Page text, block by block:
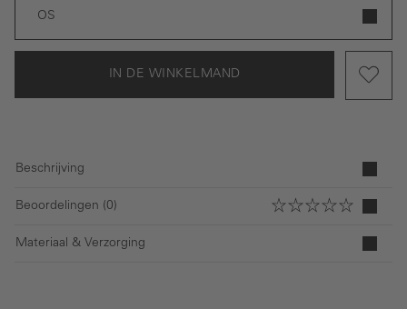
OS
IN DE WINKELMAND
Beschrijving
Beoordelingen (0)
Materiaal & Verzorging